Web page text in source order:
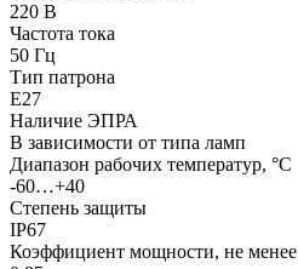
220 В
Частота тока
50 Гц
Тип патрона
Е27
Наличие ЭПРА
В зависимости от типа ламп
Диапазон рабочих температур, °С
-60…+40
Степень защиты
IP67
Коэффициент мощности, не менее